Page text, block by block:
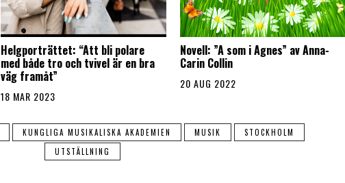
Helgporträttet: “Att bli polare
med både tro och tvivel är en bra
väg framåt”
18 MAR 2023
Novell: ”A som i Agnes” av Anna-
Carin Collin
20 AUG 2022
KUNGLIGA MUSIKALISKA AKADEMIEN MUSIK
STOCKHOLM
UTSTÄLLNING